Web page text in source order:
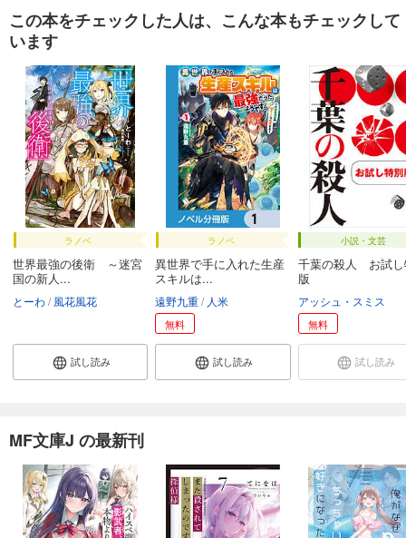
この本をチェックした人は、こんな本もチェックして
います
ラノベ
世界最強の後衛 ～迷宮
国の新人...
とーわ 風花風花
試し読み
ラノベ
異世界で手に入れた生産
スキルは...
遠野九重 人米
無料
試し読み
小説・文芸
千葉の殺人 お試し
版
アッシュ・スミス
無料
試し読み
MF文庫J の最新刊